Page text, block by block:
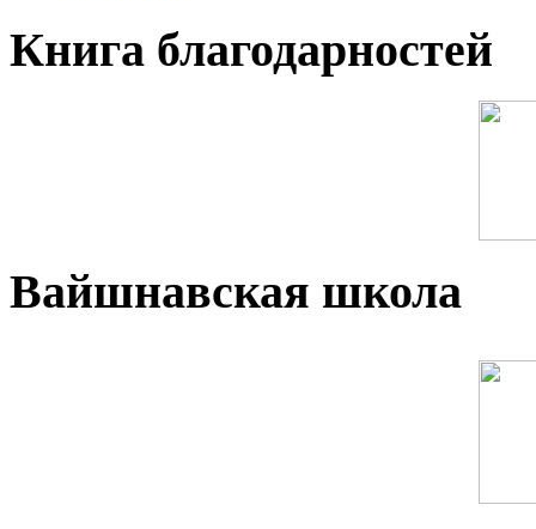
Книга благодарностей
Вайшнавская школа